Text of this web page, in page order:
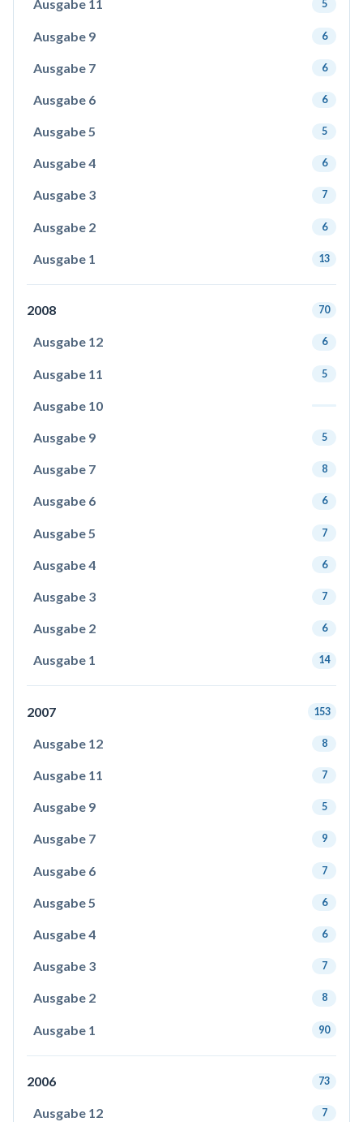
Ausgabe 11 5
Ausgabe 9 6
Ausgabe 7 6
Ausgabe 6 6
Ausgabe 5 5
Ausgabe 4 6
Ausgabe 3 7
Ausgabe 2 6
Ausgabe 1 13
2008 70
Ausgabe 12 6
Ausgabe 11 5
Ausgabe 10
Ausgabe 9 5
Ausgabe 7 8
Ausgabe 6 6
Ausgabe 5 7
Ausgabe 4 6
Ausgabe 3 7
Ausgabe 2 6
Ausgabe 1 14
2007 153
Ausgabe 12 8
Ausgabe 11 7
Ausgabe 9 5
Ausgabe 7 9
Ausgabe 6 7
Ausgabe 5 6
Ausgabe 4 6
Ausgabe 3 7
Ausgabe 2 8
Ausgabe 1 90
2006 73
Ausgabe 12 7